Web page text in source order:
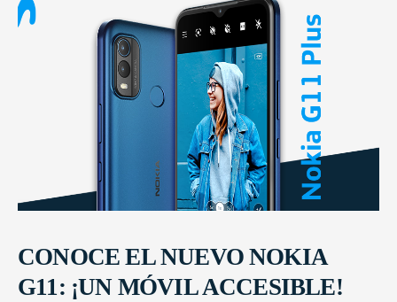
CONOCE EL NUEVO NOKIA
G11: ¡UN MÓVIL ACCESIBLE!